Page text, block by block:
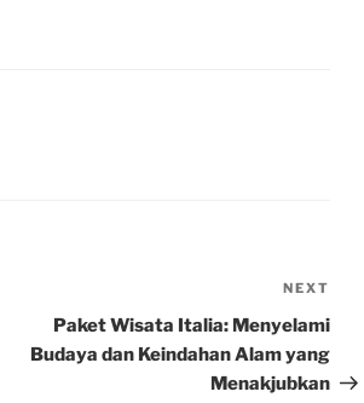
Post
NEXT
Paket Wisata Italia: Menyelami
Budaya dan Keindahan Alam yang
Menakjubkan